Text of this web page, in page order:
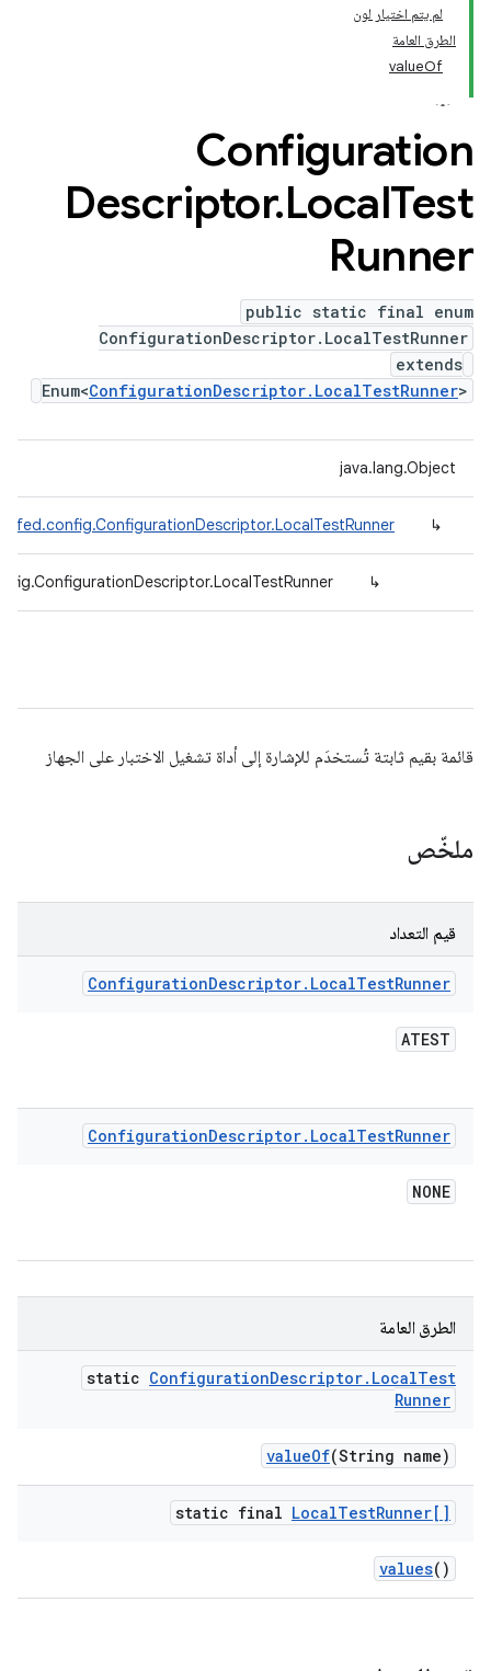
لم يتم اختيار لون
الطرق العامة
valueOf
Configuration
Descriptor.LocalTest
Runner
public static final enum
ConfigurationDescriptor.LocalTestRunner
extends
Enum<ConfigurationDescriptor.LocalTestRunner>
java.lang.Object
↳
↳
قائمة بقيم ثابتة تُستخدَم للإشارة إلى أداة تشغيل الاختبار على الجهاز
ملخّص
قيم التعداد
ConfigurationDescriptor. LocalTestRunner
ATEST
ConfigurationDescriptor. LocalTestRunner
NONE
الطرق العامة
static ConfigurationDescriptor. LocalTest
Runner
valueOf(String name)
static final LocalTestRunner[]
values()